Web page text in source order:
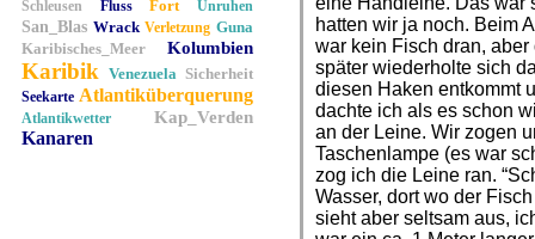
Schleusen Fluss Fort Unruhen
San_Blas Wrack Verletzung Guna
Karibisches_Meer
Kolumbien
Karibik Venezuela Sicherheit
Seekarte Atlantiküberquerung
Atlantikwetter Kap_Verden
Kanaren
hatten wir ja noch. Beim
war kein Fisch dran,
später wiederholte sich
diesen Haken entkommt
dachte ich als es schon
an der Leine. Wir zogen
Taschenlampe (es war
zog ich die Leine ran.
Wasser, dort wo der
sieht aber seltsam aus,